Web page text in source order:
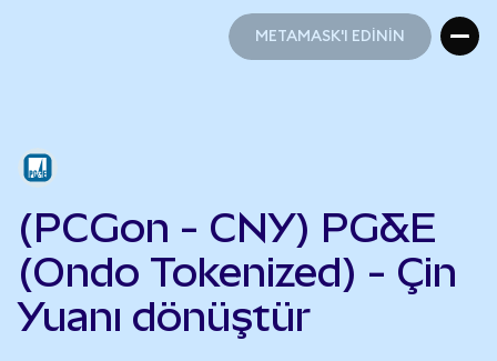
METAMASK'I EDİNİN
(PCGon - CNY) PG&E
(Ondo Tokenized) - Çin
Yuanı dönüştür